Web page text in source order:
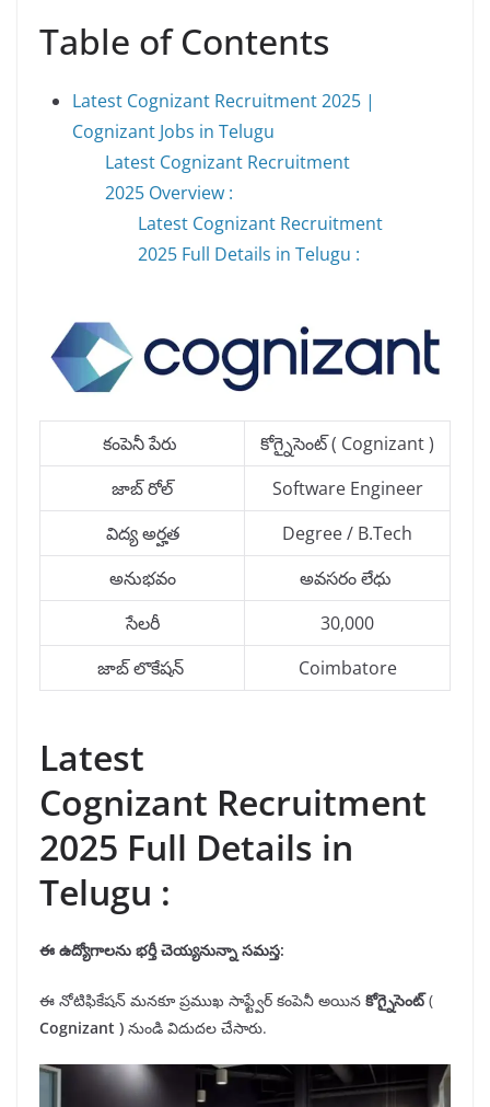
Table of Contents
Latest Cognizant Recruitment 2025 |
Cognizant Jobs in Telugu
Latest Cognizant Recruitment
2025 Overview :
Latest Cognizant Recruitment
2025 Full Details in Telugu :
కంపెనీ పేరు
కోగ్నైసెంట్ ( Cognizant )
జాబ్ రోల్
Software Engineer
విద్య అర్హత
Degree / B.Tech
అనుభవం
అవసరం లేధు
సేలరీ
30,000
జాబ్ లొకేషన్
Coimbatore
Latest
Cognizant Recruitment
2025 Full Details in
Telugu :
ఈ ఉద్యోగాలను భర్తీచెయ్యనున్నా సమస్త:
ఈ నోటిఫికేషన్ మనకూ ప్రముఖ సాఫ్ట్వేర్ కంపెనీ అయిన కోగ్నైసెంట్(
Cognizant ) నుండి విదుదల చేసారు.